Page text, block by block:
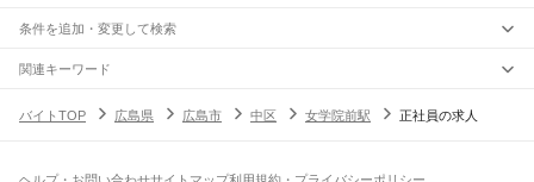
条件を追加・変更して検索
市区町村を追加・変更
広島県すべて
駅を追加・変更
大門駅 東福山駅 福山駅 備後赤坂駅松永駅東尾道駅 尾道駅 糸崎駅
飲食・フードサービス
関連キーワード
バイトTOP
広島県 広島市 中区 女学院前駅 正社員の求人